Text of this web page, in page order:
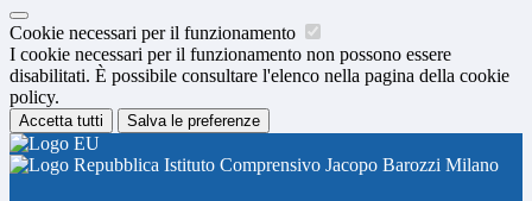
Cookie necessari per il funzionamento
I cookie necessari per il funzionamento non possono essere
disabilitati. È possibile consultare l'elenco nella pagina della cookie
policy.
Accetta tutti Salva le preferenze
Istituto Comprensivo Jacopo Barozzi Milano